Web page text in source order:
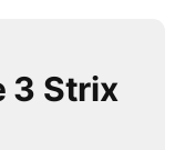
3 Strix